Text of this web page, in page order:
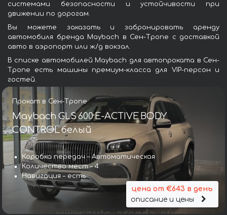
системами безопасности и устойчивости при
движении по дорогам.
Вы можете заказать и забронировать аренду
автомобиля бренда Maybach в Сен-Тропе с доставкой
авто в аэропорт или ж/д вокзал.
В списке автомобилей Maybach для автопроката в Сен-
Тропе есть машины премиум-класса для VIP-персон и
гостей.
Прокат в Сен-Тропе
Maybach GLS 600 E-ACTIVE BODY
CONTROL белый
Коробка передач – Автоматическая
Количество мест – 4
Навигация – есть
цена от €643 в день
описание и цены